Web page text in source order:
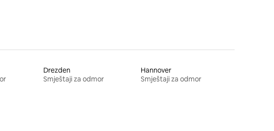
Drezden
Smještaji za odmor
Hannover
Smještaji za odmor